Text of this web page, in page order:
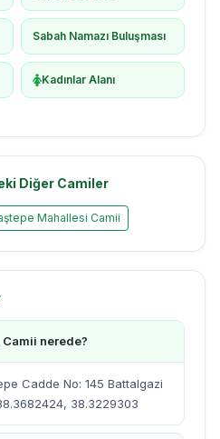
Sabah Namazı Buluşması
Kadınlar Alanı
Diğer Camiler
Mahallesi Camii
Camii nerede?
Cadde No: 145 Battalgazi
38.3229303